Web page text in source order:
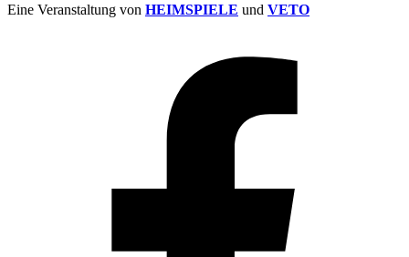
Eine Veranstaltung von HEIMSPIELE und VETO